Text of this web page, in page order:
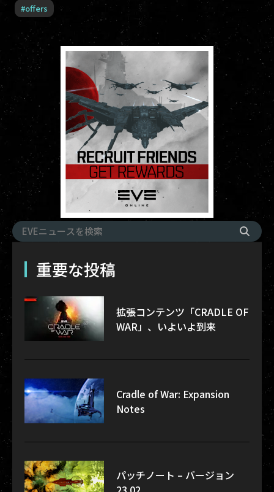
#offers
重要な投稿
拡張コンテンツ「CRADLE OF
WAR」、いよいよ到来
Cradle of War: Expansion
Notes
パッチノート – バージョン